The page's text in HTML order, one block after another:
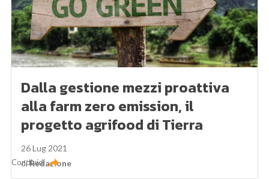
Dalla gestione mezzi proattiva
alla farm zero emission, il
progetto agrifood di Tierra
26 Lug 2021
diRedazione
Condividi